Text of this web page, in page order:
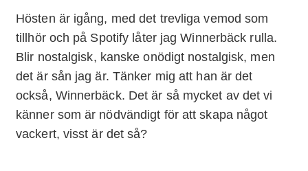
Hösten är igång, med det trevliga vemod som
tillhör och på Spotify låter jag Winnerbäck rulla.
Blir nostalgisk, kanske onödigt nostalgisk, men
det är sån jag är. Tänker mig att han är det
också, Winnerbäck. Det är så mycket av det vi
känner som är nödvändigt för att skapa något
vackert, visst är det så?